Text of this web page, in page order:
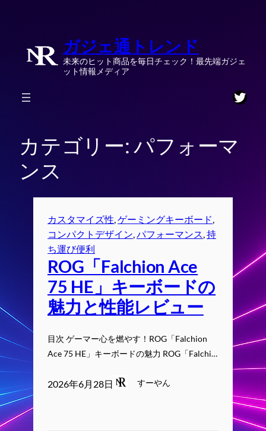
ガジェ通トレンド
未来のヒット商品を毎日チェック！最先端ガジェ
ット情報メディア
カテゴリー:パフォーマ
ンス
カスタマイズ性 ゲーミングキーボード
コンパクトデザイン パフォーマンス 持
ち運び便利
ROG「Falchion Ace
75 HE」キーボードの
魅力と性能レビュー
目次 ゲーマー心を燃やす！ROG「Falchion
Ace 75 HE」キーボードの魅力 ROG「Falchi…
2026年6月28日 すーやん